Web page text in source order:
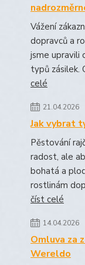
Vážení
dopravců a
jsme upravili
typů zásilek.
celé
21.04.2026
Jak vybrat
Pěstování
radost, ale
bohatá a
rostlinám
číst celé
14.04.2026
Omluva za
Wereldo